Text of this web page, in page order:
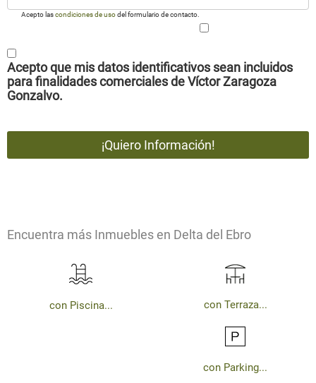
Acepto lascondiciones de usodel formulario de contacto.
Acepto que mis datos identificativos sean incluidos
para finalidades comerciales de Víctor Zaragoza
Gonzalvo.
Encuentra más Inmuebles en Delta del Ebro
con Piscina... con Terraza...
con Parking...